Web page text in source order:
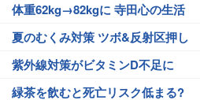
体重62kg→82kgに 寺田心の生活
夏のむくみ対策 ツボ&反射区押し
紫外線対策がビタミンD不足に
緑茶を飲むと死亡リスク低まる?